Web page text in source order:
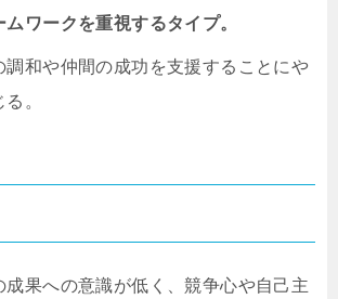
ワークを重視するタイプ。
調和や仲間の成功を支援することにや
。
成果への意識が低く、競争心や自己主